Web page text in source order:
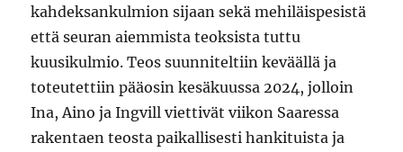
kahdeksankulmion sijaan sekä mehiläispesistä
että seuran aiemmista teoksista tuttu
kuusikulmio. Teos suunniteltiin keväällä ja
toteutettiin pääosin kesäkuussa 2024, jolloin
Ina, Aino ja Ingvill viettivät viikon Saaressa
rakentaen teosta paikallisesti hankituista ja